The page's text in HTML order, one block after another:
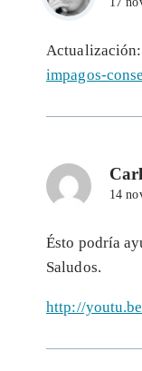
Actualización:
impagos-
14
Ésto podría
Saludos.
http://